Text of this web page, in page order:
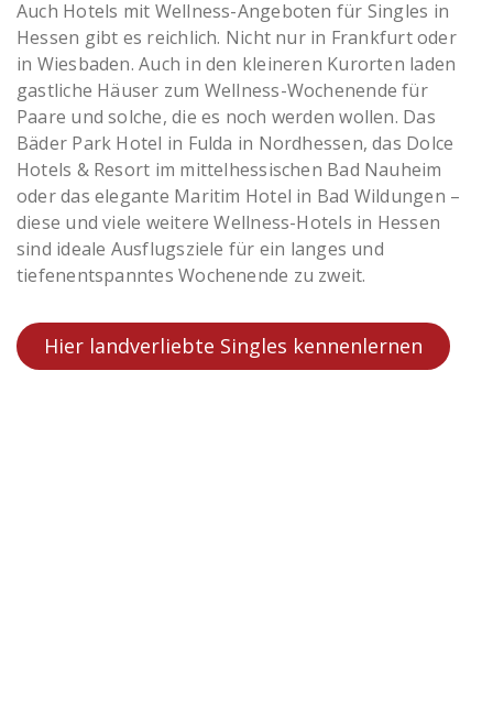
Auch Hotels mit Wellness-Angeboten für Singles in
Hessen gibt es reichlich. Nicht nur in Frankfurt oder
in Wiesbaden. Auch in den kleineren Kurorten laden
gastliche Häuser zum Wellness-Wochenende für
Paare und solche, die es noch werden wollen. Das
Bäder Park Hotel in Fulda in Nordhessen, das Dolce
Hotels & Resort im mittelhessischen Bad Nauheim
oder das elegante Maritim Hotel in Bad Wildungen –
diese und viele weitere Wellness-Hotels in Hessen
sind ideale Ausflugsziele für ein langes und
tiefenentspanntes Wochenende zu zweit.
Hier landverliebte Singles kennenlernen